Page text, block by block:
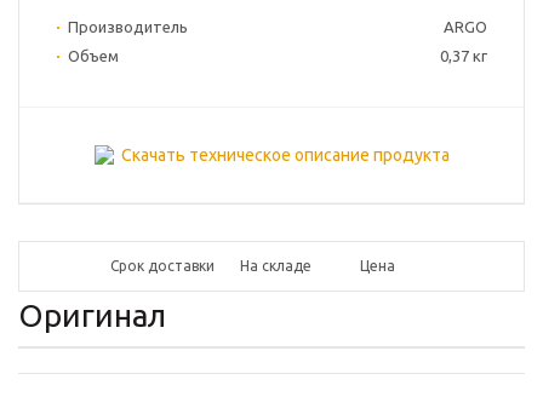
Производитель
ARGO
Объем
0,37 кг
Скачать техническое описание продукта
Срок доставки На складе Цена
Оригинал